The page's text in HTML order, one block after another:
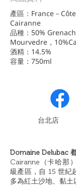
產區：France－
Cairanne
品種：50%
Mourvedre，
酒精：14.5%
容量：750ml
​台北店
Domaine Delubac
Cairanne（卡哈那
級產區，自 15 世紀
多為紅土沙地、黏